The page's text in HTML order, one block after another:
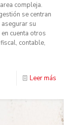
compleja.
se centran
su
cuenta otros
contable,
Leer más